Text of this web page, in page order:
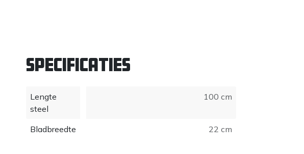
Specificaties
Lengte
steel
100 cm
Bladbreedte 22 cm